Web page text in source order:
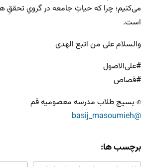
می‌کنیم؛ چرا که حیاتِ جامعه در گرویِ تحققِ
است.
والسلام علی من اتبع الهدی
#علی‌الاصول
#قصاص
✊ بسیج طلاب مدرسه معصومیه قم
@basij_masoumieh
برچسب ها: